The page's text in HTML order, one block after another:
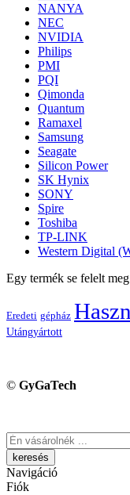
NANYA
NEC
NVIDIA
Philips
PMI
PQI
Qimonda
Quantum
Ramaxel
Samsung
Seagate
Silicon Power
SK Hynix
SONY
Spire
Toshiba
TP-LINK
Western Digital
Egy termék se felelt
Eredeti gépház
Utángyártott
© GyGaTech
Keresés
Navigáció
Fiók